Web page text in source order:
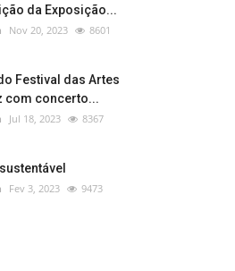
da Exposição...
Nov 20, 2023 8601
Festival das Artes
com concerto...
Jul 18, 2023 8367
Fev 3, 2023 9473